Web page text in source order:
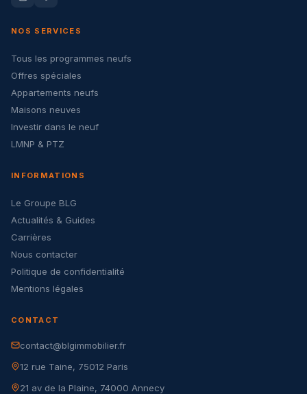
NOS SERVICES
Tous les programmes neufs
Offres spéciales
Appartements neufs
Maisons neuves
Investir dans le neuf
LMNP & PTZ
INFORMATIONS
Le Groupe BLG
Actualités & Guides
Carrières
Nous contacter
Politique de confidentialité
Mentions légales
CONTACT
contact@blgimmobilier.fr
12 rue Taine, 75012 Paris
21 av de la Plaine, 74000 Annecy